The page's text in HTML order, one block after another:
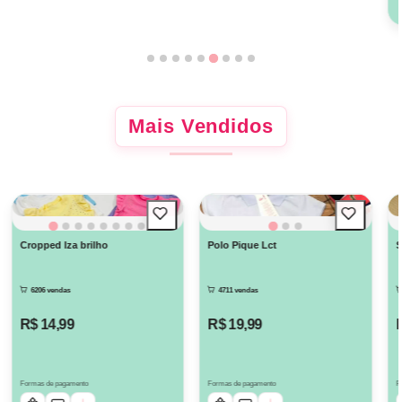
Mais Vendidos
Cropped Iza brilho
6206 vendas
R$ 14,99
Formas de pagamento
Polo Pique Lct
4711 vendas
R$ 19,99
Formas de pagamento